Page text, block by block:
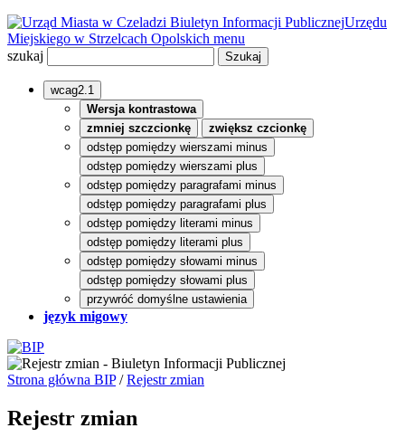
Biuletyn Informacji PublicznejUrzędu
Miejskiego w Strzelcach Opolskich menu
szukaj
wcag2.1
Wersja kontrastowa
zmniej szczcionkę
zwiększ czcionkę
odstęp pomiędzy wierszami minus
odstęp pomiędzy wierszami plus
odstęp pomiędzy paragrafami minus
odstęp pomiędzy paragrafami plus
odstęp pomiędzy literami minus
odstęp pomiędzy literami plus
odstęp pomiędzy słowami minus
odstęp pomiędzy słowami plus
przywróć domyślne ustawienia
język migowy
Strona główna BIP/Rejestr zmian
Rejestr zmian